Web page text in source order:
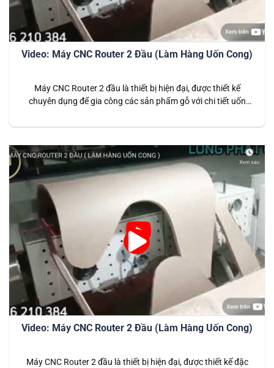
Video: Máy CNC Router 2 Đầu (Làm Hàng Uốn Cong)
Máy CNC Router 2 đầu là thiết bị hiện đại, được thiết kế
chuyên dụng để gia công các sản phẩm gỗ với chi tiết uốn
nghiệp sản xuất nội thất cao cấp, đòi hỏi độ tinh xảo và năng
Video: Máy CNC Router 2 Đầu (Làm Hàng Uốn Cong)
Máy CNC Router 2 đầu là thiết bị hiện đại, được thiết kế đặc